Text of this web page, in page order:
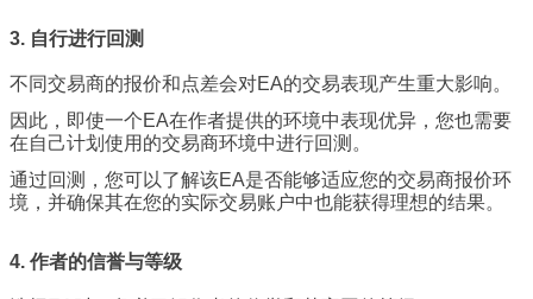
3. 自行进行回测
不同交易商的报价和点差会对EA的交易表现产生重大影响。
因此，即使一个EA在作者提供的环境中表现优异，您也需要
在自己计划使用的交易商环境中进行回测。
通过回测，您可以了解该EA是否能够适应您的交易商报价环
境，并确保其在您的实际交易账户中也能获得理想的结果。
4. 作者的信誉与等级